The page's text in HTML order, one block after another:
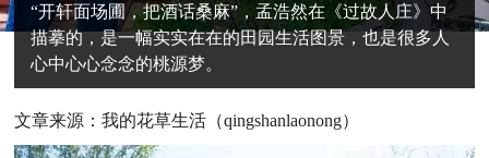
“开轩面场圃，把酒话桑麻”，孟浩然在《过故人庄》中
描摹的，是一幅实实在在的田园生活图景，也是很多人
心中心心念念的桃源梦。
文章来源：我的花草生活（qingshanlaonong）